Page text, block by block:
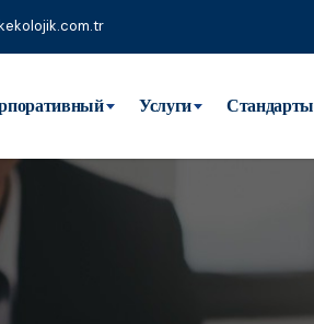
Услуги Стандарты